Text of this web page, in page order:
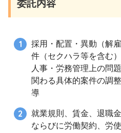
委託内容
採用・配置・異動（解
件（セクハラ等を含む
人事・労務管理上の問
関わる具体的案件の調
導
就業規則、賃金、退職
ならびに労働契約、労